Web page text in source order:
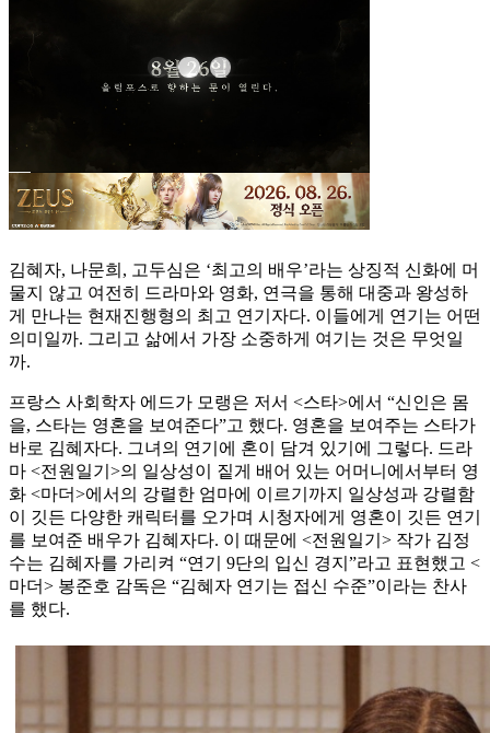
김혜자, 나문희, 고두심은 ‘최고의 배우’라는 상징적 신화에 머
물지 않고 여전히 드라마와 영화, 연극을 통해 대중과 왕성하
게 만나는 현재진행형의 최고 연기자다. 이들에게 연기는 어떤
의미일까. 그리고 삶에서 가장 소중하게 여기는 것은 무엇일
까.
프랑스 사회학자 에드가 모랭은 저서 <스타>에서 “신인은 몸
을, 스타는 영혼을 보여준다”고 했다. 영혼을 보여주는 스타가
바로 김혜자다. 그녀의 연기에 혼이 담겨 있기에 그렇다. 드라
마 <전원일기>의 일상성이 짙게 배어 있는 어머니에서부터 영
화 <마더>에서의 강렬한 엄마에 이르기까지 일상성과 강렬함
이 깃든 다양한 캐릭터를 오가며 시청자에게 영혼이 깃든 연기
를 보여준 배우가 김혜자다. 이 때문에 <전원일기> 작가 김정
수는 김혜자를 가리켜 “연기 9단의 입신 경지”라고 표현했고 <
마더> 봉준호 감독은 “김혜자 연기는 접신 수준”이라는 찬사
를 했다.